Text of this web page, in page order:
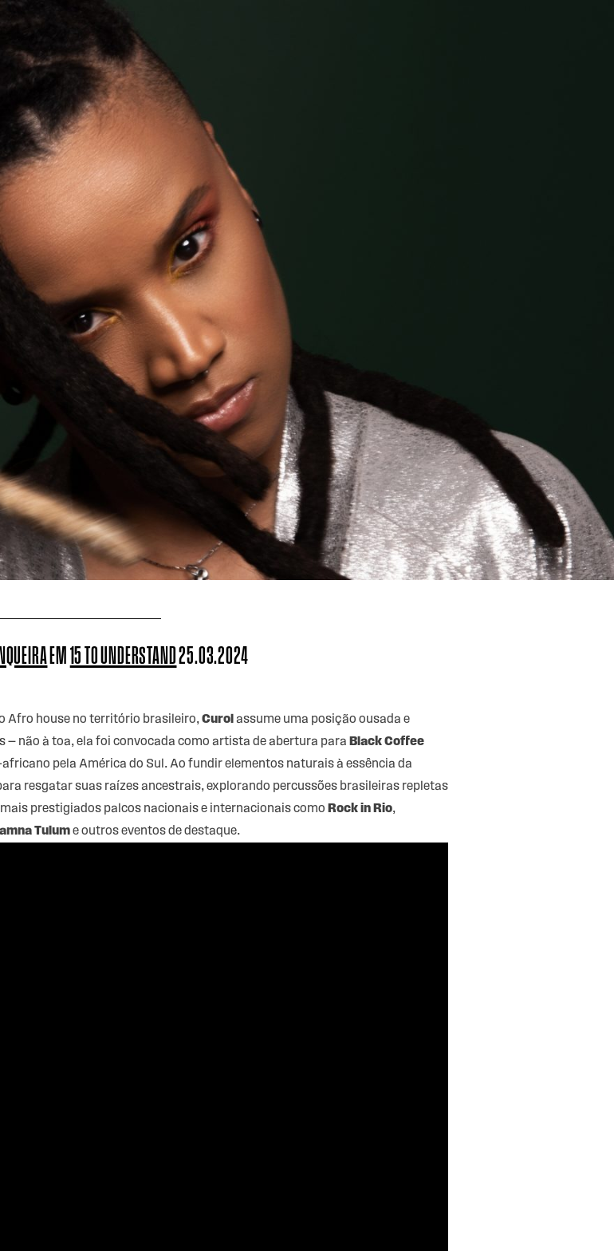
EM15 TO UNDERSTAND25.03.2024
Afro house no território brasileiro,Curol assume uma posição ousada e
não à toa, ela foi convocada como artista de abertura para Black Coffee
pela América do Sul. Ao fundir elementos naturais à essência da
resgatar suas raízes ancestrais, explorando percussões brasileiras repletas
prestigiados palcos nacionais e internacionais como Rock in Rio,
Tulume outros eventos de destaque.